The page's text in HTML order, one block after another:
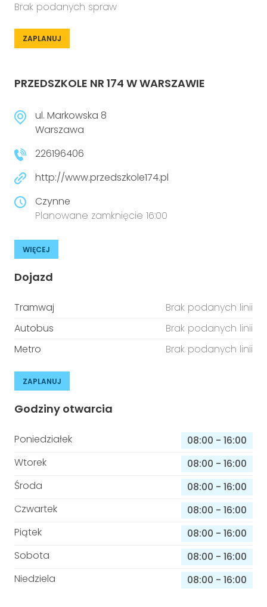
Brak podanych spraw
ZAPLANUJ
PRZEDSZKOLE NR 174 W WARSZAWIE
ul. Markowska 8
Warszawa
226196406
http://www.przedszkole174.pl
Czynne
Planowane zamknięcie 16:00
WIĘCEJ
Dojazd
Tramwaj
Brak podanych linii
Autobus
Brak podanych linii
Metro
Brak podanych linii
ZAPLANUJ
Godziny otwarcia
Poniedziałek 08:00 - 16:00
Wtorek
08:00 - 16:00
Środa
08:00 - 16:00
Czwartek
08:00 - 16:00
Piątek
08:00 - 16:00
Sobota
08:00 - 16:00
Niedziela
08:00 - 16:00